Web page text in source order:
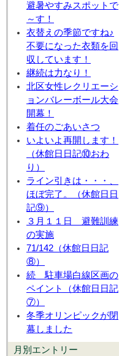
避暑やすみスポットで
～す！
衣替えの季節ですね♪
不要になった衣類を回
収しています！
継続は力なり！
北区女性レクリエーシ
ョンバレーボール大会
開幕！
着任のごあいさつ
いよいよ再開します！
（休館日日記⑩おわ
り）
ライン引きは・・・、
ほぼ完了。（休館日日
記⑨）
３月１１日 避難訓練
の実施
71/142（休館日日記
⑧）
続 駐車場白線区画の
ペイント（休館日日記
⑦）
冬季オリンピックが閉
幕しました
月別エントリー